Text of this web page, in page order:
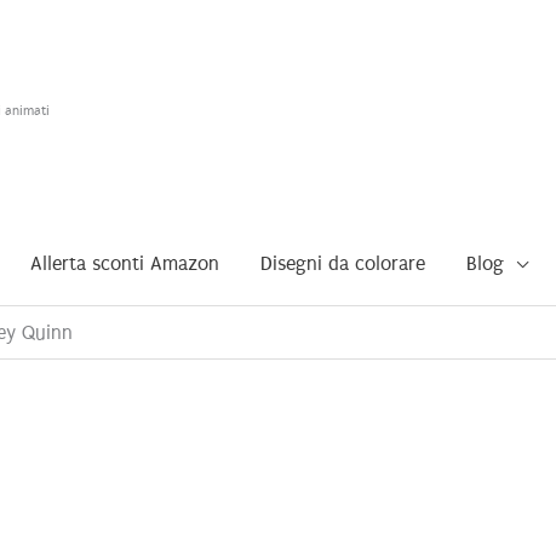
animati
Allerta sconti Amazon Disegni da colorare Blog
Quinn